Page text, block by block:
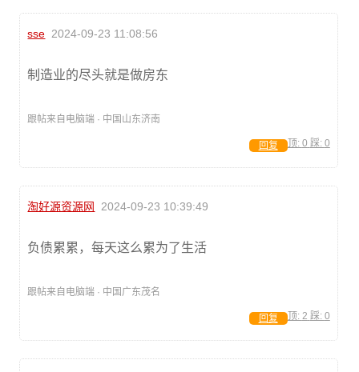
sse 2024-09-23 11:08:56
制造业的尽头就是做房东
跟帖来自电脑端 · 中国山东济南
顶: 0 踩: 0
回复
淘好源资源网 2024-09-23 10:39:49
负债累累，每天这么累为了生活
跟帖来自电脑端 · 中国广东茂名
顶: 2 踩: 0
回复